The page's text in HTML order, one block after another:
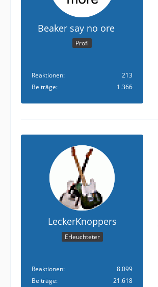
Beaker say no ore
Profi
Reaktionen
213
Beiträge
1.366
LeckerKnoppers
Erleuchteter
Reaktionen
8.099
Beiträge
21.618